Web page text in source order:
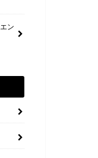
ン